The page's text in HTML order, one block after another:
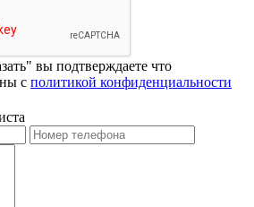
вы подтверждаете что
с политикой конфиденциальности